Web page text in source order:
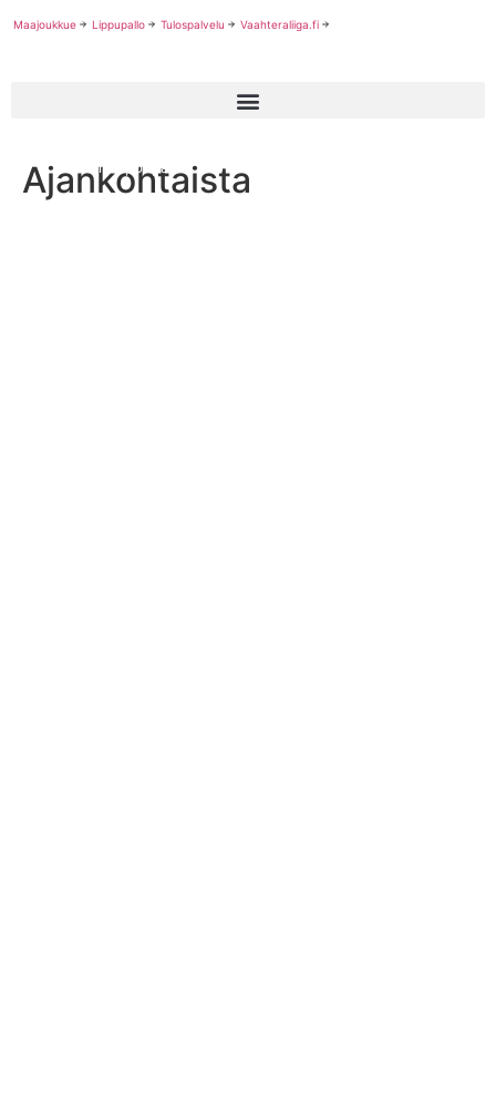
Maajoukkue Lippupallo Tulospalvelu Vaahteraliiga.fi
Ajankohtaista
Suomi lippupallon U15 EM-kisoihin vahvalla